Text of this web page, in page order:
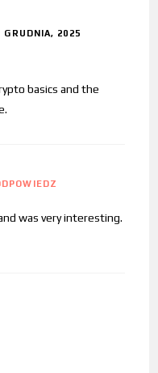
GRUDNIA, 2025
basics and the
was very interesting.